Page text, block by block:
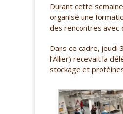
Durant cette semaine
organisé une
des rencontres avec
Dans ce cadre, jeudi
l’Allier) recevait la
stockage et